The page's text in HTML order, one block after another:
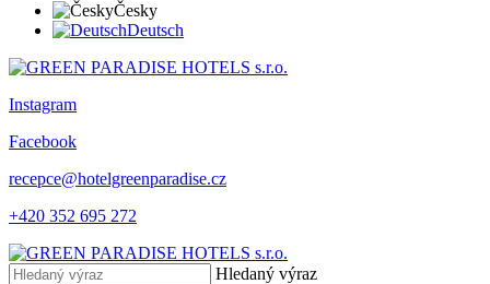
Česky
Deutsch
Instagram
Facebook
recepce@hotelgreenparadise.cz
+420 352 695 272
Hledaný výraz